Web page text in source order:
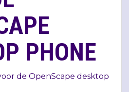
PHONE
de OpenScape desktop